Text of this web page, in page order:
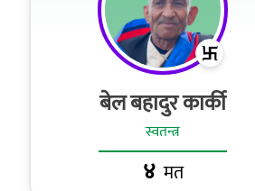
बेल बहादुर कार्की
स्वतन्त्र
४ मत